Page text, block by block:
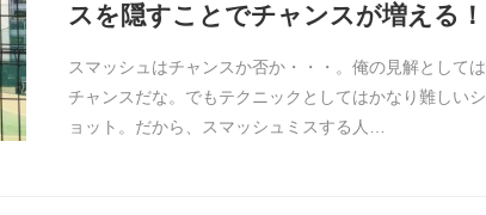
スを隠すことでチャンスが増える！
スマッシュはチャンスか否か・・・。俺の見解としては
チャンスだな。でもテクニックとしてはかなり難しいシ
ョット。だから、スマッシュミスする人…